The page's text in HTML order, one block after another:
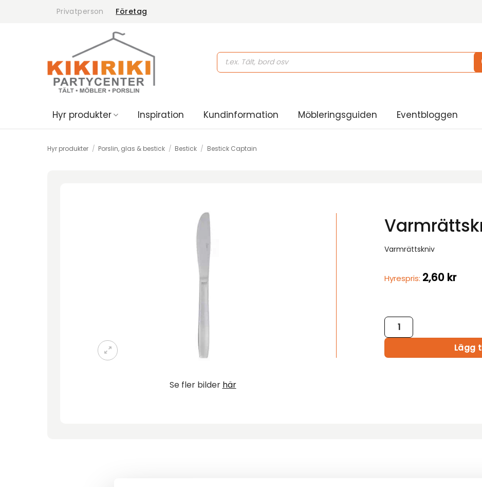
Privatperson Företag
Products
search
Hyr produkter Inspiration Kundinformation Möbleringsguiden Eventbloggen
Hyr produkter / Porslin, glas & bestick / Bestick / Bestick Captain
Se fler bilder här
Varmrättskniv
Hyrespris: 2,60 kr
Varmrättskniv budget
Lägg